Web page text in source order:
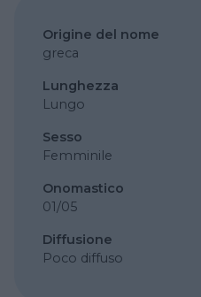
Origine del nome
greca
Lunghezza
Lungo
Sesso
Femminile
Onomastico
01/05
Diffusione
Poco diffuso